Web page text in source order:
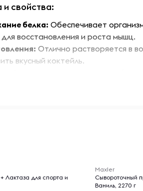
свойства:
белка: Обеспечивает
восстановления и роста мышц.
Отлично растворяется в
вкусный коктейль.
организм необходимыми
Лактаза для спорта и
Maxler
Сывороточный
Ваниль, 2270 г